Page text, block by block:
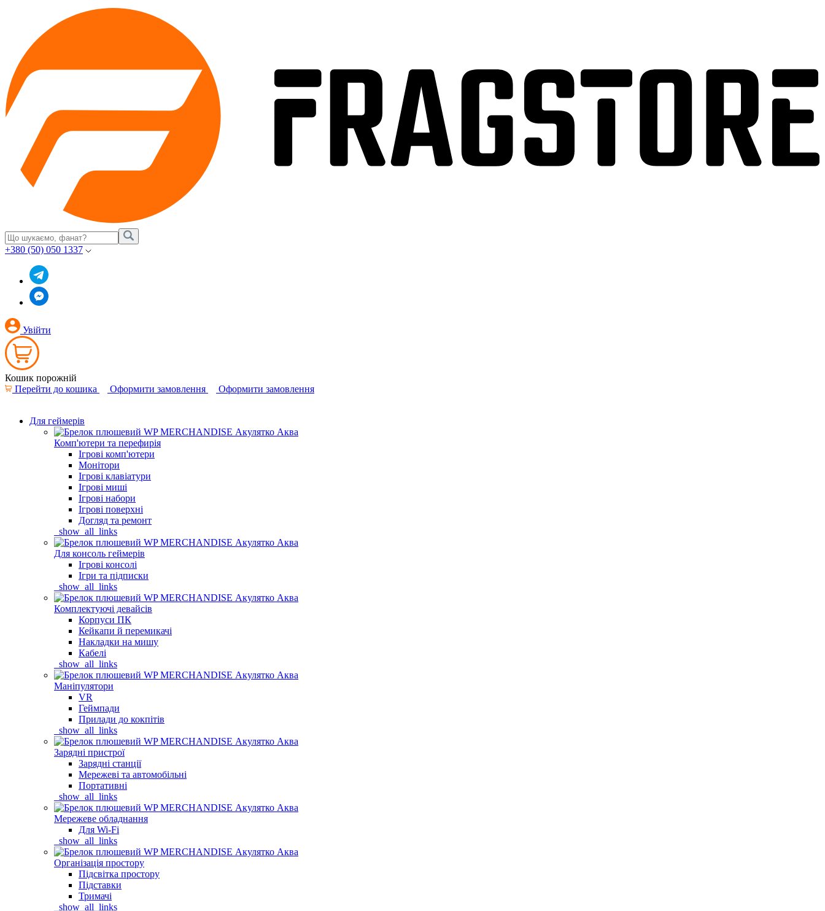
+380 (50) 050 1337
Увійти
Кошик порожній
Перейти до кошика
Оформити замовлення Оформити замовлення
Для геймерів
Комп'ютери та перефирія
Ігрові комп'ютери
Монітори
Ігрові клавіатури
Ігрові миші
Ігрові набори
Ігрові поверхні
Догляд та ремонт
_show_all_links
Для консоль геймерів
Ігрові консолі
Ігри та підписки
_show_all_links
Комплектуючі девайсів
Корпуси ПК
Кейкапи й перемикачі
Накладки на мишу
Кабелі
_show_all_links
Маніпулятори
VR
Геймпади
Прилади до кокпітів
_show_all_links
Зарядні пристрої
Зарядні станції
Мережеві та автомобільні
Портативні
_show_all_links
Мережеве обладнання
Для Wi-Fi
_show_all_links
Організація простору
Підсвітка простору
Підставки
Тримачі
_show_all_links